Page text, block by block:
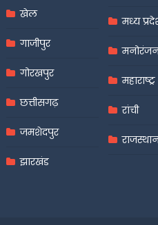
खेल
गाजीपुर
गोरखपुर
छत्तीसगढ़
जमशेदपुर
झारखंड
मध्य
महाराष्ट्र
रांची